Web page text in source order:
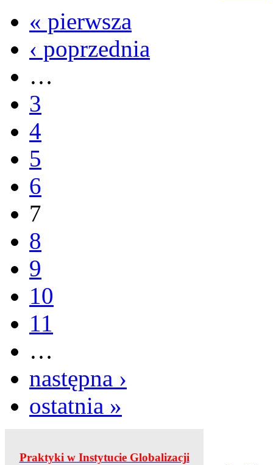
« pierwsza
‹ poprzednia
…
3
4
5
6
7
8
9
10
11
…
następna ›
ostatnia »
Praktyki w Instytucie Globalizacji